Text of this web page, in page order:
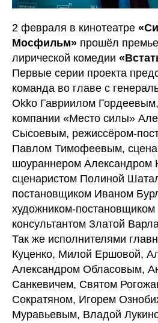
2 февраля в кинотеатре
Мосфильм» прошёл
лирической комедии
Первые серии проекта
команда во главе с
Okko Гавриилом
компании «Место силы»
Сысоевым, режиссёром-
Павлом Тимофеевым,
шоураннером Александром
сценаристом Полиной
постановщиком Иваном
художником-
консультантом Златой
Так же исполнителями
Куценко, Милой Ершовой,
Александром Обласовым,
Санкевичем, Святом
Сократяном, Игорем
Муравьевым, Владой